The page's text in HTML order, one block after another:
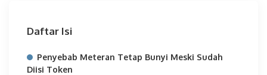
Daftar Isi
Penyebab Meteran Tetap Bunyi Meski Sudah
Diisi Token